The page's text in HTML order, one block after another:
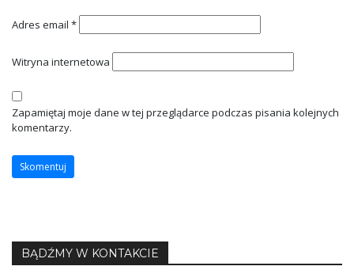
Adres email *
Witryna internetowa
Zapamiętaj moje dane w tej przeglądarce podczas pisania kolejnych
komentarzy.
BĄDŹMY W KONTAKCIE